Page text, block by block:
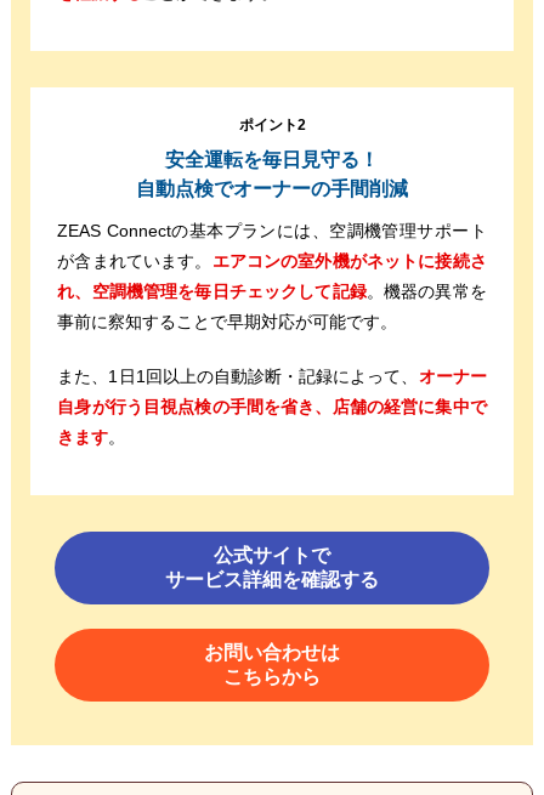
ポイント2
安全運転を毎日見守る！
自動点検でオーナーの手間削減
ZEAS Connectの基本プランには、空調機管理サポート
が含まれています。 エアコンの室外機がネットに接続さ
れ、空調機管理を毎日チェックして記録。機器の異常を
事前に察知することで早期対応が可能です。
また、1日1回以上の自動診断・記録によって、 オーナー
自身が行う目視点検の手間を省き、店舗の経営に集中で
きます。
公式サイトで
サービス詳細を確認する
お問い合わせは
こちらから